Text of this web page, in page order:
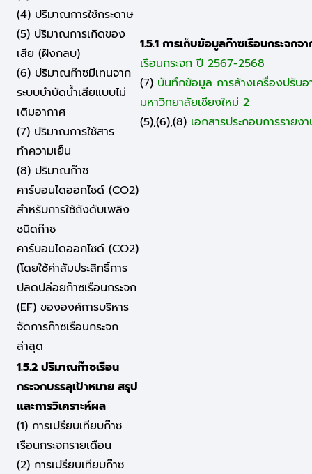
(4) ปริมาณการใช้กระดาษ
(5) ปริมาณการเกิดของ
เสีย (ฝังกลบ)
(6) ปริมาณก๊าซมีเทนจาก
ระบบบำบัดน้ำเสียแบบไม่
เติมอากาศ
(7) ปริมาณการใช้สาร
ทำความเย็น
(8) ปริมาณก๊าซ
คาร์บอนไดออกไซด์ (CO2)
สำหรับการใช้ถังดับเพลิง
ชนิดก๊าซ
คาร์บอนไดออกไซด์ (CO2)
(โดยใช้ค่าสัมประสิทธิ์การ
ปลดปล่อยก๊าซเรือนกระจก
(EF) ขององค์การบริหาร
จัดการก๊าซเรือนกระจก
ล่าสุด
1.5.1 การเก็บข้อมูลก๊าซเรือนกระจกจ
เรือนกระจก ปี 2567-2568
(7) บันทึกข้อมูล การล้างเครื่องปรับอ
มหาวิทยาลัยเชียงใหม่ 2
(5),(6),(8) เอกสารประกอบการราย
1.5.2 ปริมาณก๊าซเรือน
กระจกบรรลุเป้าหมาย สรุป
และการวิเคราะห์ผล
(1) การเปรียบเทียบก๊าซ
เรือนกระจกรายเดือน
(2) การเปรียบเทียบก๊าซ